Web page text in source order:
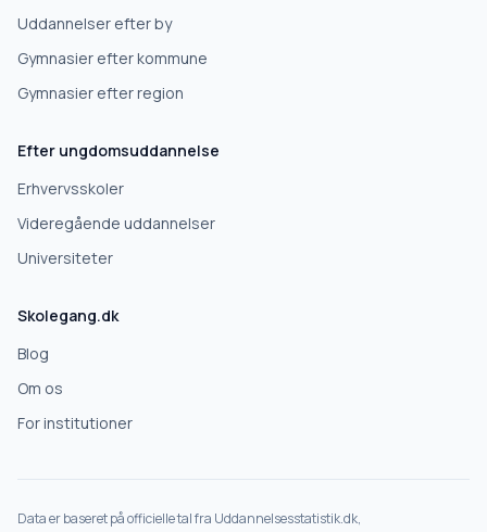
Videregående uddannelse
Uddannelser efter by
Gymnasier efter kommune
Gymnasier efter region
Efter ungdomsuddannelse
Erhvervsskoler
Videregående uddannelser
Universiteter
Skolegang.dk
Blog
Om os
For institutioner
Data er baseret på officielle tal fra Uddannelsesstatistik.dk,